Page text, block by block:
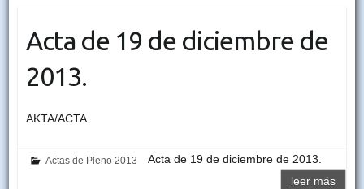
Acta de 19 de diciembre de
2013.
AKTA/ACTA
Actas de Pleno 2013
Acta de 19 de diciembre de 2013.
leer más